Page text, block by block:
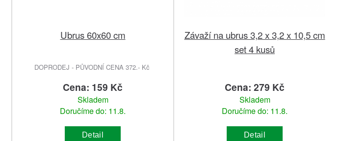
Ubrus 60x60 cm
DOPRODEJ - PŮVODNÍ CENA 372.- Kč
Cena: 159 Kč
Skladem
Doručíme do: 11.8.
Detail
Závaží na ubrus 3,2 x 3,2 x 10,5 cm
set 4 kusů
Cena: 279 Kč
Skladem
Doručíme do: 11.8.
Detail